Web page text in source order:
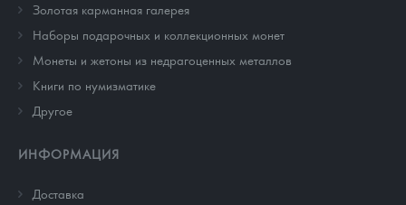
Золотая карманная галерея
Наборы подарочных и коллекционных монет
Монеты и жетоны из недрагоценных металлов
Книги по нумизматике
Другое
ИНФОРМАЦИЯ
Доставка